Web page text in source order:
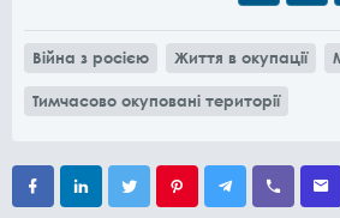
Війна з росією Життя в окупації
Тимчасово окуповані території